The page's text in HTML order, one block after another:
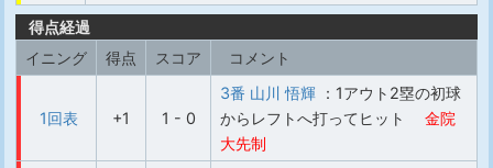
得点経過
イニング
得点 スコア コメント
1回表 +1 1 - 0
3番 山川 悟輝 ：1アウト2塁の初球
からレフトへ打ってヒット
金院
大先制